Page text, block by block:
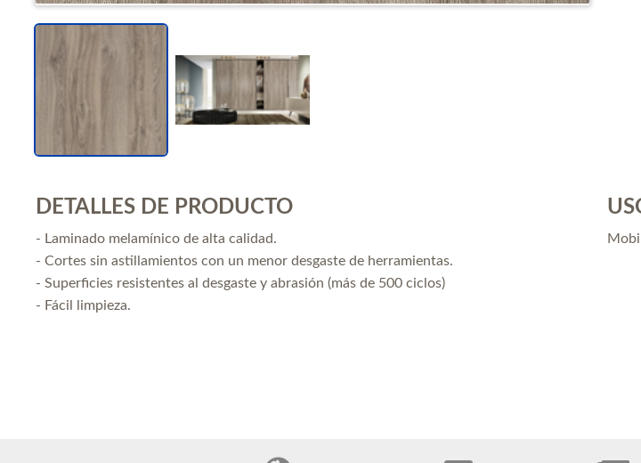
DETALLES DE PRODUCTO
- Laminado melamínico de alta calidad.
- Cortes sin astillamientos con un menor desgaste de herramientas.
- Superficies resistentes al desgaste y abrasión (más de 500 ciclos)
- Fácil limpieza.